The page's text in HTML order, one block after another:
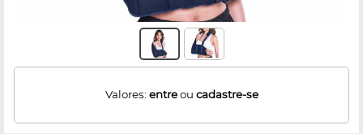
Valores: entreou cadastre-se